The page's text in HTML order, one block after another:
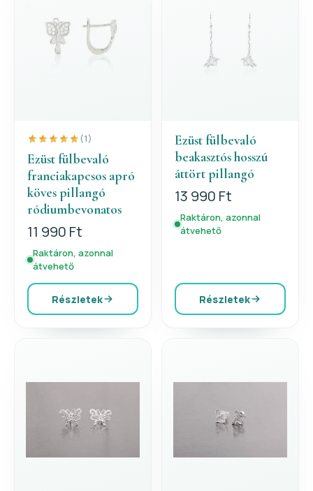
(1)
Ezüst fülbevaló
franciakapcsos apró
köves pillangó
ródiumbevonatos
11 990 Ft
Raktáron, azonnal
átvehető
Részletek
Ezüst fülbevaló
beakasztós hosszú
áttört pillangó
13 990 Ft
Raktáron, azonnal
átvehető
Részletek